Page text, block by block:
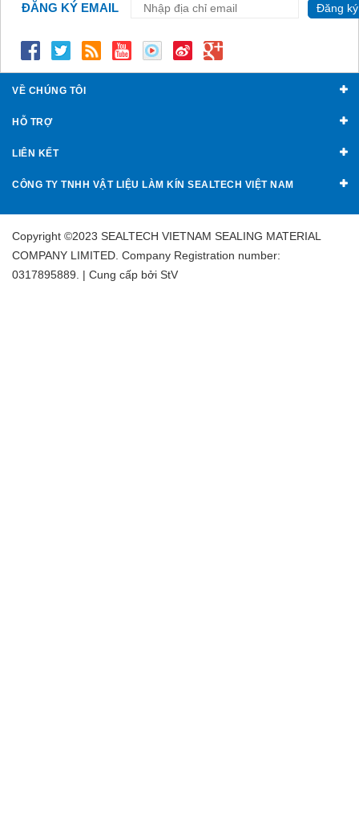
ĐĂNG KÝ EMAIL Đăng ký
VỀ CHÚNG TÔI
HỖ TRỢ
LIÊN KẾT
CÔNG TY TNHH VẬT LIỆU LÀM KÍN SEALTECH VIỆT NAM
Copyright ©2023 SEALTECH VIETNAM SEALING MATERIAL
COMPANY LIMITED. Company Registration number:
0317895889. | Cung cấp bởi StV